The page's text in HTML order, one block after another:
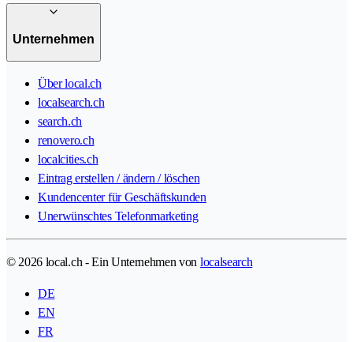
Unternehmen
Über local.ch
localsearch.ch
search.ch
renovero.ch
localcities.ch
Eintrag erstellen / ändern / löschen
Kundencenter für Geschäftskunden
Unerwünschtes Telefonmarketing
© 2026 local.ch - Ein Unternehmen von localsearch
DE
EN
FR